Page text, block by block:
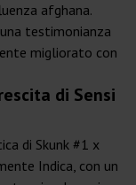
afghana.
testimonianza
migliorato con
di Sensi
di Skunk #1 x
Indica, con un